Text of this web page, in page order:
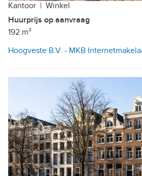
Kantoor | Winkel
Huurprijs op aanvraag
192 m²
Hoogveste B.V. - MKB